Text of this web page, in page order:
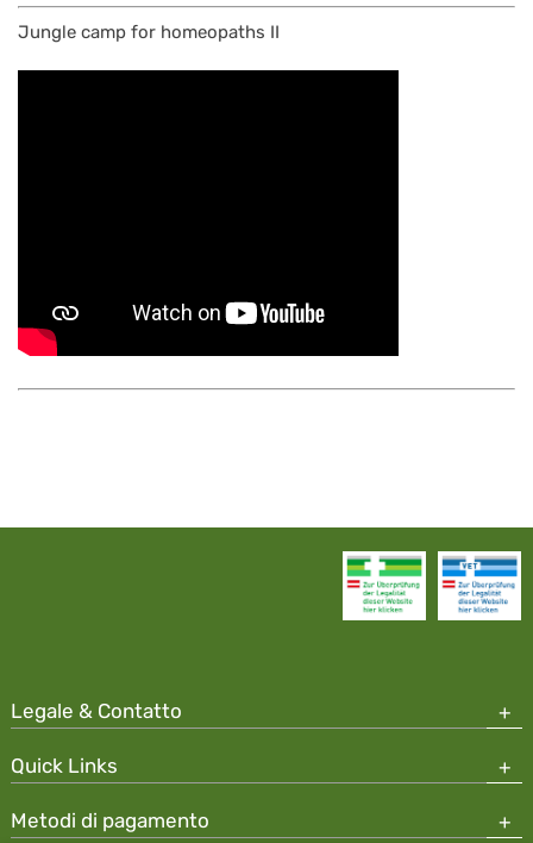
Jungle camp for homeopaths II
Legale & Contatto
Quick Links
Metodi di pagamento